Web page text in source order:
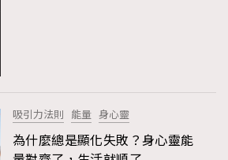
吸引力法則 能量 身心靈
為什麼總是顯化失敗？身心靈能